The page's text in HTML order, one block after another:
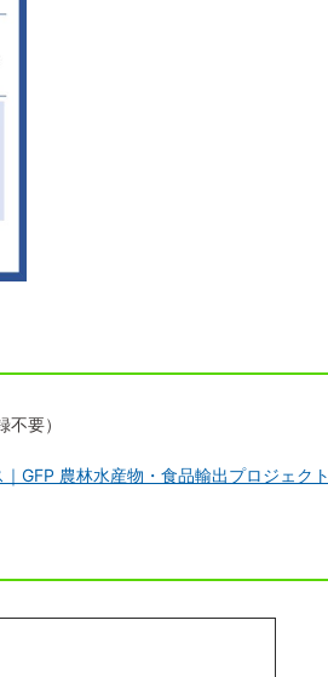
要）
GFP 農林水産物・食品輸出プロジェクト